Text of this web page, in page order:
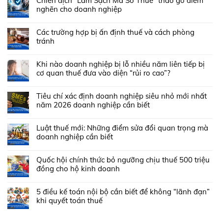
nghẽn cho doanh nghiệp
Các trường hợp bị ấn định thuế và cách phòng
tránh
Khi nào doanh nghiệp bị lỗ nhiều năm liên tiếp bị
cơ quan thuế đưa vào diện “rủi ro cao”?
Tiêu chí xác định doanh nghiệp siêu nhỏ mới nhất
năm 2026 doanh nghiệp cần biết
Luật thuế mới: Những điểm sửa đổi quan trọng mà
doanh nghiệp cần biết
Quốc hội chính thức bỏ ngưỡng chịu thuế 500 triệu
đồng cho hộ kinh doanh
5 điều kế toán nội bộ cần biết để không “lãnh đạn”
khi quyết toán thuế